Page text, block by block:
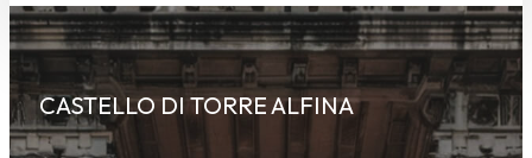
CASTELLO DI TORRE ALFINA